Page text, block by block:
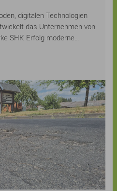
digitalen Technologien
das Unternehmen von
SHK Erfolg moderne
das Sanitär-, Heizungs- und
12.000 Auszubildende aus
ihrem Weg zur Prüfung